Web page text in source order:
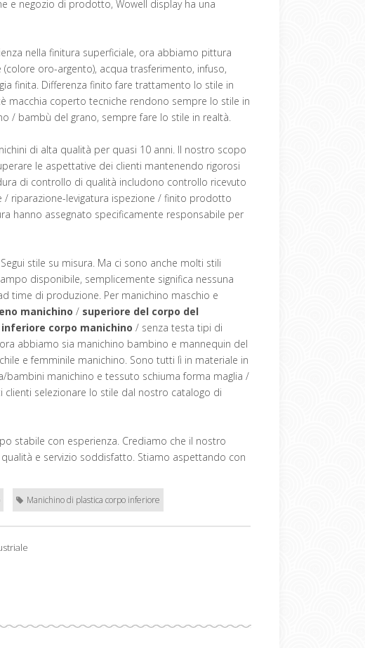
e negozio di prodotto, Wowell display ha una
nella finitura superficiale, ora abbiamo pittura
oro-argento), acqua trasferimento, infuso,
finita. Differenza finito fare trattamento lo stile in
macchia coperto tecniche rendono sempre lo stile in
/ bambù del grano, sempre fare lo stile in realtà.
di alta qualità per quasi 10 anni. Il nostro scopo
le aspettative dei clienti mantenendo rigorosi
di controllo di qualità includono controllo ricevuto
riparazione-levigatura ispezione / finito prodotto
hanno assegnato specificamente responsabile per
stile su misura. Ma ci sono anche molti stili
disponibile, semplicemente significa nessuna
time di produzione. Per manichino maschio e
manichino / superiore del corpo del
inferiore corpo manichino / senza testa tipi di
abbiamo sia manichino bambino e mannequin del
e femminile manichino. Sono tutti lì in materiale in
manichino e tessuto schiuma forma maglia /
selezionare lo stile dal nostro catalogo di
stabile con esperienza. Crediamo che il nostro
e servizio soddisfatto. Stiamo aspettando con
Manichino di plastica corpo inferiore